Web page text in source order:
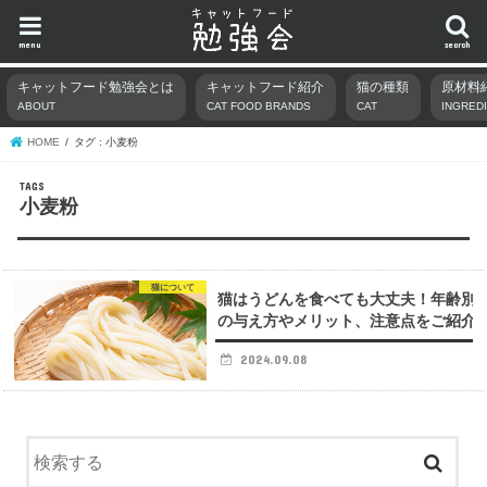
search
menu
キャットフード勉強会とは
ABOUT
キャットフード紹介
CAT FOOD BRANDS
猫の種類
CAT
原材料
HOME タグ : 小麦粉
小麦粉
猫について
猫はうどんを食べても大丈夫！年齢別
の与え方やメリット、注意点をご紹介
2024.09.08